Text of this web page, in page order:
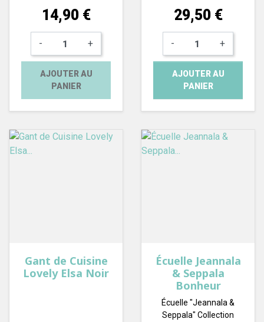
Prix
14,90 €
- +
AJOUTER AU
PANIER
Prix
29,50 €
- +
AJOUTER AU
PANIER
Gant de Cuisine
Lovely Elsa Noir
Écuelle Jeannala
& Seppala
Bonheur
Écuelle "Jeannala &
Seppala" Collection